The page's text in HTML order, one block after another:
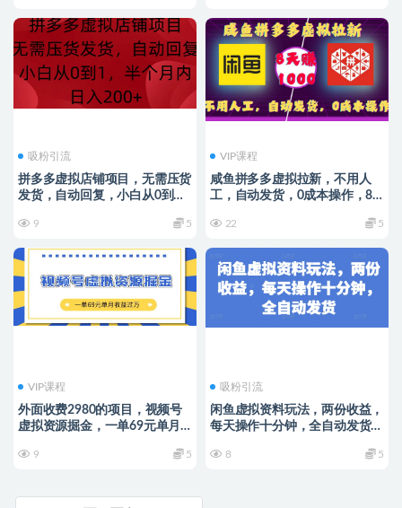
吸粉引流
拼多多虚拟店铺项目，无需压货
发货，自动回复，小白从0到
9 5
VIP课程
咸鱼拼多多虚拟拉新，不用人
工，自动发货，0成本操作，8
22 5
VIP课程
外面收费2980的项目，视频号
虚拟资源掘金，一单69元单月
9 5
吸粉引流
闲鱼虚拟资料玩法，两份收益，
每天操作十分钟，全自动发货
8 5